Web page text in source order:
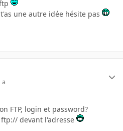
une autre idée hésite pas
a
FTP, login et password?
devant l'adresse